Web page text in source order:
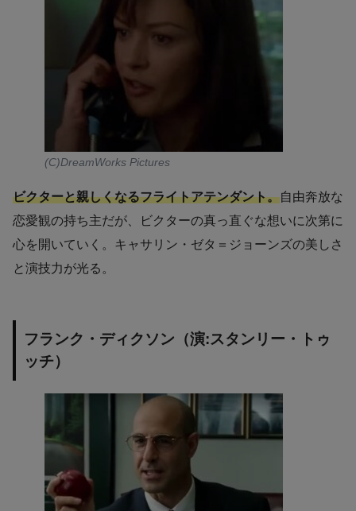
(C)DreamWorks Pictures
ビクターと親しくなるフライトアテンダント。自由奔放な
恋愛観の持ち主だが、ビクターの真っ直ぐな想いに次第に
心を開いていく。キャサリン・ゼタ＝ジョーンズの美しさ
と演技力が光る。
フランク・ディクソン（演:スタンリー・トゥ
ッチ）